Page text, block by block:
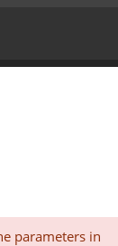
parameters in